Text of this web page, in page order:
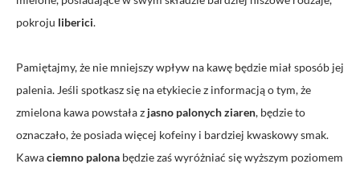
pokroju liberici.
Pamiętajmy, że nie mniejszy wpływ na kawę będzie miał sposób jej
palenia. Jeśli spotkasz się na etykiecie z informacją o tym, że
zmielona kawa powstała z jasno palonych ziaren, będzie to
oznaczało, że posiada więcej kofeiny i bardziej kwaskowy smak.
Kawaciemno palona będzie zaś wyróżniać się wyższym poziomem